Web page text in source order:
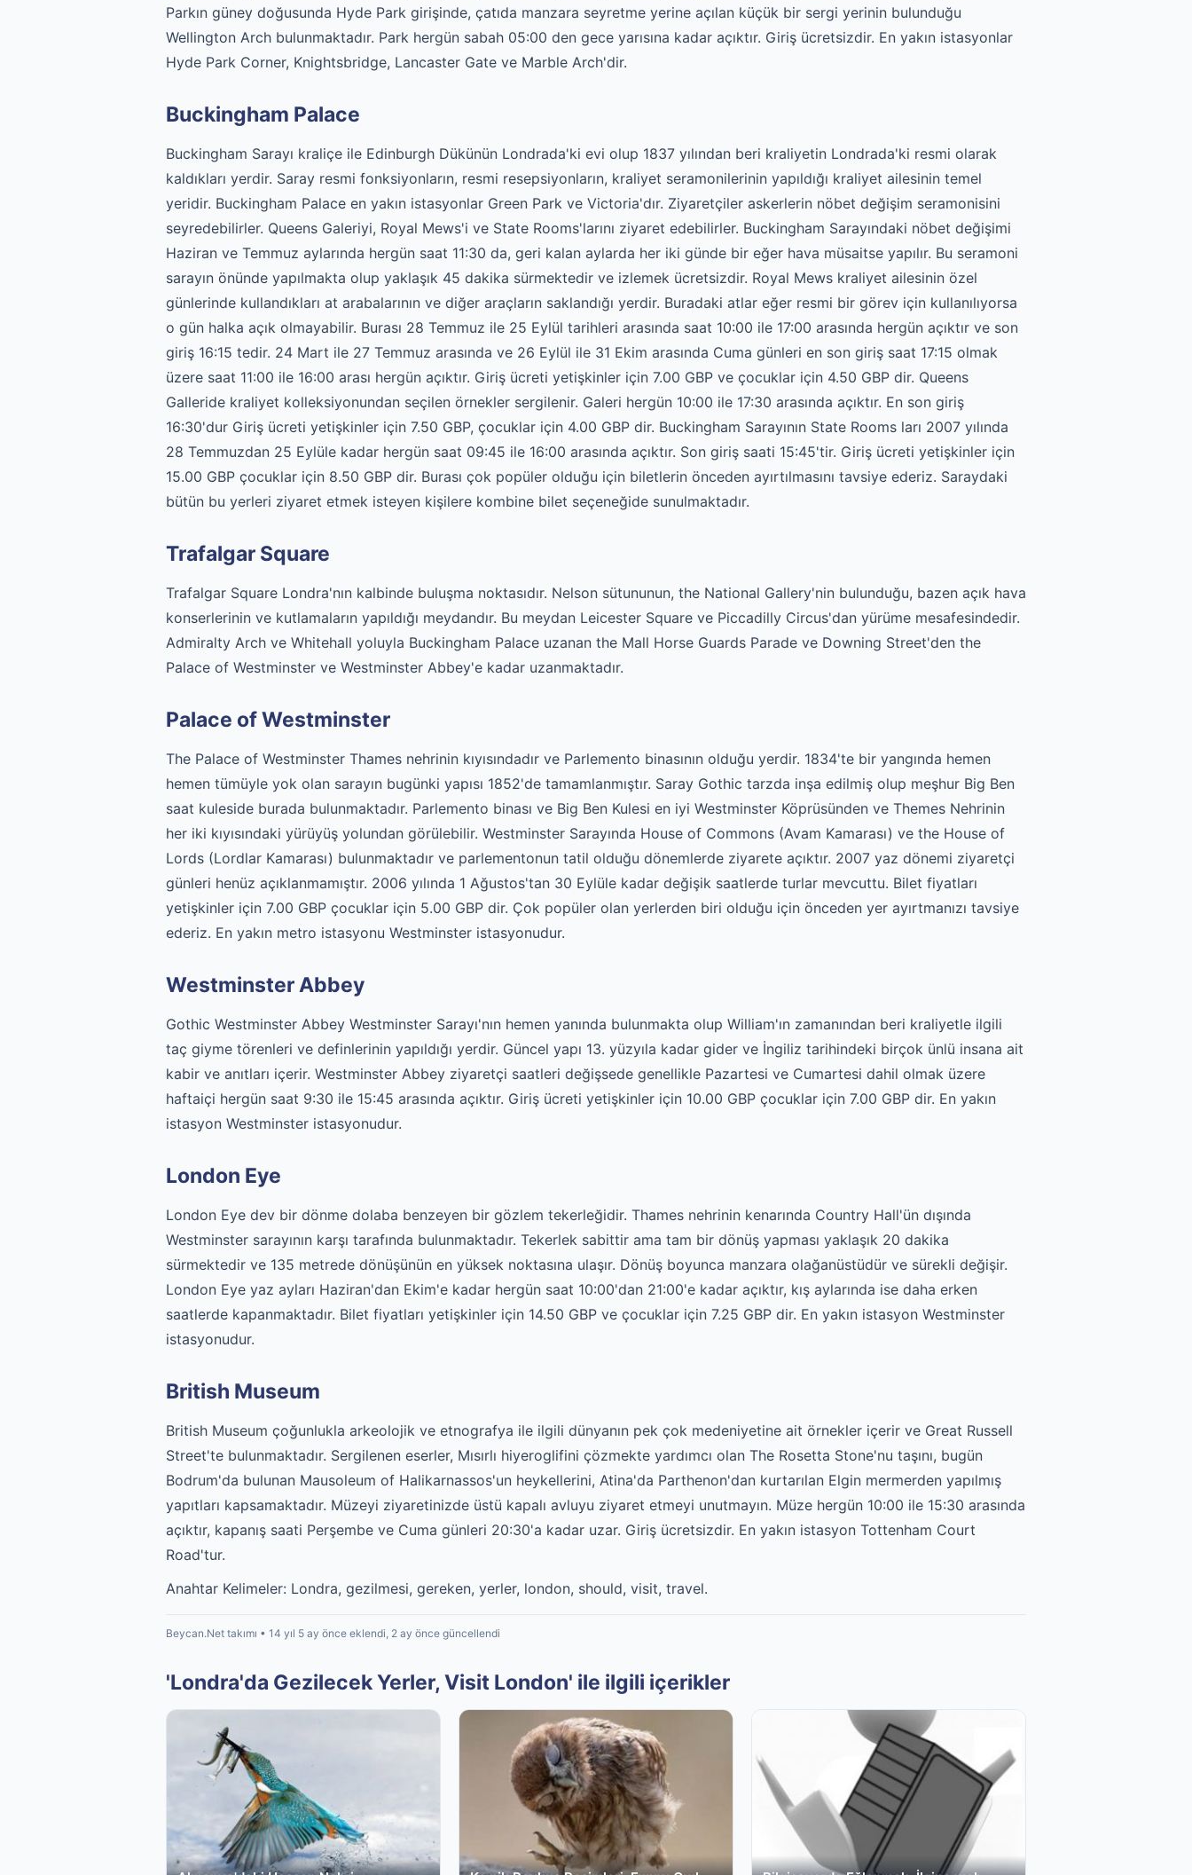
Parkın güney doğusunda Hyde Park girişinde, çatıda manzara seyretme yerine açılan küçük bir sergi yerinin bulunduğu
Wellington Arch bulunmaktadır. Park hergün sabah 05:00 den gece yarısına kadar açıktır. Giriş ücretsizdir. En yakın istasyonlar
Hyde Park Corner, Knightsbridge, Lancaster Gate ve Marble Arch'dir.
Buckingham Palace
Buckingham Sarayı kraliçe ile Edinburgh Dükünün Londrada'ki evi olup 1837 yılından beri kraliyetin Londrada'ki resmi olarak
kaldıkları yerdir. Saray resmi fonksiyonların, resmi resepsiyonların, kraliyet seramonilerinin yapıldığı kraliyet ailesinin temel
yeridir. Buckingham Palace en yakın istasyonlar Green Park ve Victoria'dır. Ziyaretçiler askerlerin nöbet değişim seramonisini
seyredebilirler. Queens Galeriyi, Royal Mews'i ve State Rooms'larını ziyaret edebilirler. Buckingham Sarayındaki nöbet değişimi
Haziran ve Temmuz aylarında hergün saat 11:30 da, geri kalan aylarda her iki günde bir eğer hava müsaitse yapılır. Bu seramoni
sarayın önünde yapılmakta olup yaklaşık 45 dakika sürmektedir ve izlemek ücretsizdir. Royal Mews kraliyet ailesinin özel
günlerinde kullandıkları at arabalarının ve diğer araçların saklandığı yerdir. Buradaki atlar eğer resmi bir görev için kullanılıyorsa
o gün halka açık olmayabilir. Burası 28 Temmuz ile 25 Eylül tarihleri arasında saat 10:00 ile 17:00 arasında hergün açıktır ve son
giriş 16:15 tedir. 24 Mart ile 27 Temmuz arasında ve 26 Eylül ile 31 Ekim arasında Cuma günleri en son giriş saat 17:15 olmak
üzere saat 11:00 ile 16:00 arası hergün açıktır. Giriş ücreti yetişkinler için 7.00 GBP ve çocuklar için 4.50 GBP dir. Queens
Galleride kraliyet kolleksiyonundan seçilen örnekler sergilenir. Galeri hergün 10:00 ile 17:30 arasında açıktır. En son giriş
16:30'dur Giriş ücreti yetişkinler için 7.50 GBP, çocuklar için 4.00 GBP dir. Buckingham Sarayının State Rooms ları 2007 yılında
28 Temmuzdan 25 Eylüle kadar hergün saat 09:45 ile 16:00 arasında açıktır. Son giriş saati 15:45'tir. Giriş ücreti yetişkinler için
15.00 GBP çocuklar için 8.50 GBP dir. Burası çok popüler olduğu için biletlerin önceden ayırtılmasını tavsiye ederiz. Saraydaki
bütün bu yerleri ziyaret etmek isteyen kişilere kombine bilet seçeneğide sunulmaktadır.
Trafalgar Square
Trafalgar Square Londra'nın kalbinde buluşma noktasıdır. Nelson sütununun, the National Gallery'nin bulunduğu, bazen açık hava
konserlerinin ve kutlamaların yapıldığı meydandır. Bu meydan Leicester Square ve Piccadilly Circus'dan yürüme mesafesindedir.
Admiralty Arch ve Whitehall yoluyla Buckingham Palace uzanan the Mall Horse Guards Parade ve Downing Street'den the
Palace of Westminster ve Westminster Abbey'e kadar uzanmaktadır.
Palace of Westminster
The Palace of Westminster Thames nehrinin kıyısındadır ve Parlemento binasının olduğu yerdir. 1834'te bir yangında hemen
hemen tümüyle yok olan sarayın bugünki yapısı 1852'de tamamlanmıştır. Saray Gothic tarzda inşa edilmiş olup meşhur Big Ben
saat kuleside burada bulunmaktadır. Parlemento binası ve Big Ben Kulesi en iyi Westminster Köprüsünden ve Themes Nehrinin
her iki kıyısındaki yürüyüş yolundan görülebilir. Westminster Sarayında House of Commons (Avam Kamarası) ve the House of
Lords (Lordlar Kamarası) bulunmaktadır ve parlementonun tatil olduğu dönemlerde ziyarete açıktır. 2007 yaz dönemi ziyaretçi
günleri henüz açıklanmamıştır. 2006 yılında 1 Ağustos'tan 30 Eylüle kadar değişik saatlerde turlar mevcuttu. Bilet fiyatları
yetişkinler için 7.00 GBP çocuklar için 5.00 GBP dir. Çok popüler olan yerlerden biri olduğu için önceden yer ayırtmanızı tavsiye
ederiz. En yakın metro istasyonu Westminster istasyonudur.
Westminster Abbey
Gothic Westminster Abbey Westminster Sarayı'nın hemen yanında bulunmakta olup William'ın zamanından beri kraliyetle ilgili
taç giyme törenleri ve definlerinin yapıldığı yerdir. Güncel yapı 13. yüzyıla kadar gider ve İngiliz tarihindeki birçok ünlü insana ait
kabir ve anıtları içerir. Westminster Abbey ziyaretçi saatleri değişsede genellikle Pazartesi ve Cumartesi dahil olmak üzere
haftaiçi hergün saat 9:30 ile 15:45 arasında açıktır. Giriş ücreti yetişkinler için 10.00 GBP çocuklar için 7.00 GBP dir. En yakın
istasyon Westminster istasyonudur.
London Eye
London Eye dev bir dönme dolaba benzeyen bir gözlem tekerleğidir. Thames nehrinin kenarında Country Hall'ün dışında
Westminster sarayının karşı tarafında bulunmaktadır. Tekerlek sabittir ama tam bir dönüş yapması yaklaşık 20 dakika
sürmektedir ve 135 metrede dönüşünün en yüksek noktasına ulaşır. Dönüş boyunca manzara olağanüstüdür ve sürekli değişir.
London Eye yaz ayları Haziran'dan Ekim'e kadar hergün saat 10:00'dan 21:00'e kadar açıktır, kış aylarında ise daha erken
saatlerde kapanmaktadır. Bilet fiyatları yetişkinler için 14.50 GBP ve çocuklar için 7.25 GBP dir. En yakın istasyon Westminster
istasyonudur.
British Museum
British Museum çoğunlukla arkeolojik ve etnografya ile ilgili dünyanın pek çok medeniyetine ait örnekler içerir ve Great Russell
Street'te bulunmaktadır. Sergilenen eserler, Mısırlı hiyeroglifini çözmekte yardımcı olan The Rosetta Stone'nu taşını, bugün
Bodrum'da bulunan Mausoleum of Halikarnassos'un heykellerini, Atina'da Parthenon'dan kurtarılan Elgin mermerden yapılmış
yapıtları kapsamaktadır. Müzeyi ziyaretinizde üstü kapalı avluyu ziyaret etmeyi unutmayın. Müze hergün 10:00 ile 15:30 arasında
açıktır, kapanış saati Perşembe ve Cuma günleri 20:30'a kadar uzar. Giriş ücretsizdir. En yakın istasyon Tottenham Court
Road'tur.
Anahtar Kelimeler: Londra, gezilmesi, gereken, yerler, london, should, visit, travel.
Beycan.Net takımı • 14 yıl 5 ay önce eklendi, 2 ay önce güncellendi
'Londra'da Gezilecek Yerler, Visit London' ile ilgili içerikler